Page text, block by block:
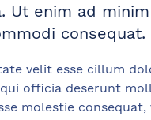
Ut enim ad
consequat.
velit esse cillum
officia deserunt
molestie